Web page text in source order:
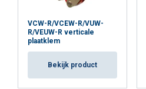
VCW-R/VCEW-R/VUW-
R/VEUW-R verticale
plaatklem
Bekijk product